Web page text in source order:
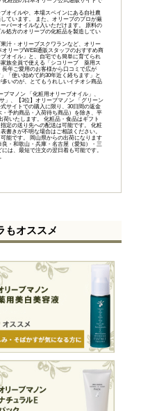
オイルや、本場スペインにある自社農
ています。 また、オリーブのプロが厳
バーオイルな入いただけます。 原料の
処方のオリーブの化粧品を製造してい
汁・オリーブスクワランなど、オリー
リーブWEB通販スタッフのおすすめ商
オイル 」と、自宅でも簡単に育てられ
族全員で使える「 シコリーブ 薬用ス
長年ご愛用のお客様から口コミで広が
「使い始めて約30年近く経ちます」と
いのが、とてもうれしいイチオシ商品
ブマノン 「化粧用オリーブオイル 」、
」 、【3位】 オリーブマノン 「グリーン
サイトでの購入に限り、 30日間の返金
予約商品・入荷待ち商品）を除き、平
荷いたします。 化粧品・食品はギフト
定の送り先への配送は可能です。 化粧
書きが不明な場合はご相談ください。
能です。 岡山県からの出荷になります
・和歌山・兵庫・名古屋（愛知）・三
は、最短で注文の翌日着も可能です。
もオススメ